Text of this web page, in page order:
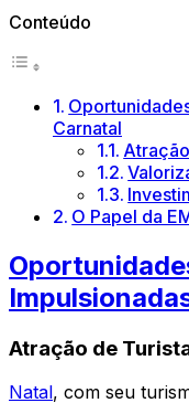
Conteúdo
Carnatal
O Papel da
Atração de
Natal, com seu